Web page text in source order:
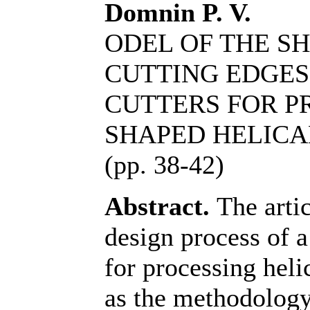
Domnin P. V.
ODEL OF THE
CUTTING
CUTTERS FOR
SHAPED
(pp. 38-42)
Abstract. The
design process of
for processing
as the